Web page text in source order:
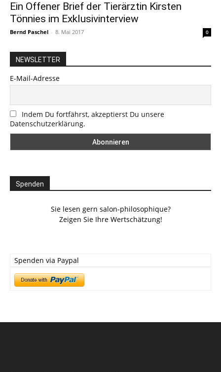
Ein Offener Brief der Tierärztin Kirsten
Tönnies im Exklusivinterview
Bernd Paschel - 8. Mai 2017 0
NEWSLETTER
E-Mail-Adresse
Indem Du fortfährst, akzeptierst Du unsere
Datenschutzerklärung.
Spenden
Sie lesen gern salon-philosophique?
Zeigen Sie Ihre Wertschätzung!
Spenden via Paypal